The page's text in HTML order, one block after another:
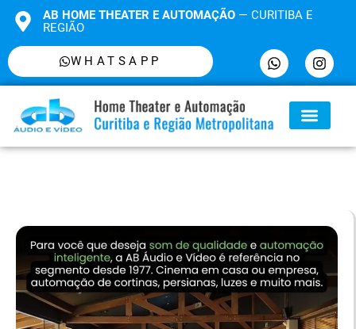
AB HOME THEATER E AUTOMAÇÃO— CURITIBA E
REGIÃO
WHATSAPP